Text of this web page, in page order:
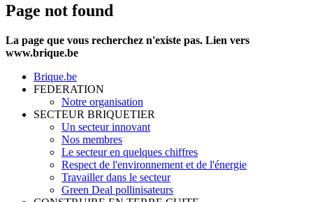
Page not found
La page que vous recherchez n'existe pas. Lien vers
www.brique.be
Brique.be
FEDERATION
Notre organisation
SECTEUR BRIQUETIER
Un secteur innovant
Nos membres
Le secteur en quelques chiffres
Respect de l'environnement et de l'énergie
Travailler dans le secteur
Green Deal pollinisateurs